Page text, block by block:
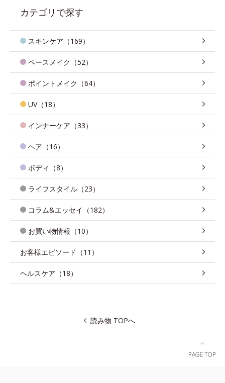
カテゴリで探す
スキンケア（169）
ベースメイク（52）
ポイントメイク（64）
UV（18）
インナーケア（33）
ヘア（16）
ボディ（8）
ライフスタイル（23）
コラム&エッセイ（182）
お買い物情報（10）
お客様エピソード（11）
ヘルスケア（18）
読み物 TOPへ